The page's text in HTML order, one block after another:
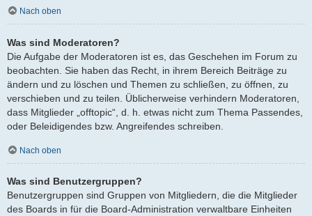
Nach oben
Was sind Moderatoren?
Die Aufgabe der Moderatoren ist es, das Geschehen im Forum zu
beobachten. Sie haben das Recht, in ihrem Bereich Beiträge zu
ändern und zu löschen und Themen zu schließen, zu öffnen, zu
verschieben und zu teilen. Üblicherweise verhindern Moderatoren,
dass Mitglieder „offtopic“, d. h. etwas nicht zum Thema Passendes,
oder Beleidigendes bzw. Angreifendes schreiben.
Nach oben
Was sind Benutzergruppen?
Benutzergruppen sind Gruppen von Mitgliedern, die die Mitglieder
des Boards in für die Board-Administration verwaltbare Einheiten